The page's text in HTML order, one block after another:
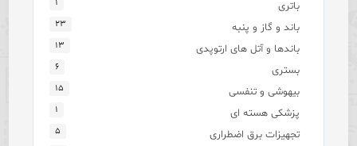
باتری ۱
باند و گاز و پنبه ۲۳
باندها و آتل های ارتوپدی ۱۳
بستری ۶
بیهوشی و تنفسی ۱۵
پزشکی هسته ای ۱
تجهیزات برق اضطراری ۵